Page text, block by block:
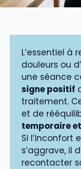
L’essentiel à
douleurs ou
une séance
signe positif
traitement.
et de
temporaire
Si l’inconfort
s’aggrave, il
recontacter